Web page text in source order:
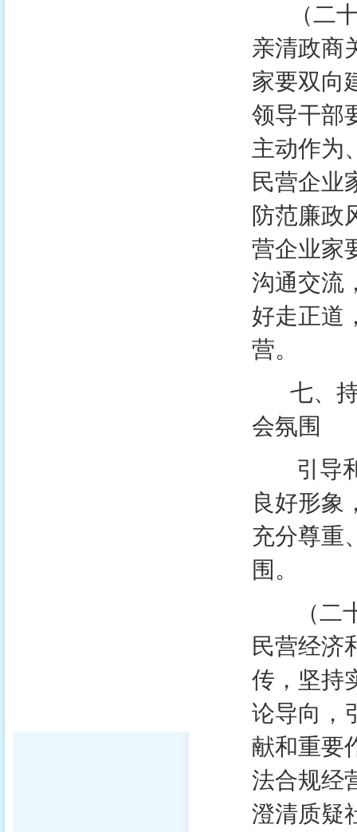
（二十
亲清政商
家要双向
领导干部
主动作为
民营企业
防范廉政
营企业家
沟通交流
好走正道
营。
七、持
会氛围
引导和
良好形象
充分尊重
围。
（二十
民营经济
传，坚持
论导向，
献和重要
法合规经
澄清质疑